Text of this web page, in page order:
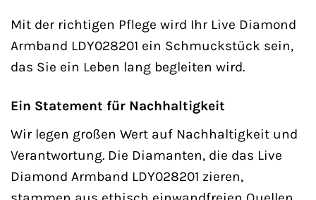
Mit der richtigen Pflege wird Ihr Live Diamond
Armband LDY028201 ein Schmuckstück sein,
das Sie ein Leben lang begleiten wird.
Ein Statement für Nachhaltigkeit
Wir legen großen Wert auf Nachhaltigkeit und
Verantwortung. Die Diamanten, die das Live
Diamond Armband LDY028201 zieren,